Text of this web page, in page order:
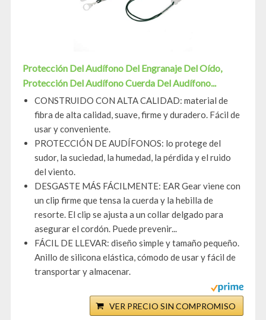
Protección Del Audífono Del Engranaje Del Oído,
Protección Del Audífono Cuerda Del Audífono...
CONSTRUIDO CON ALTA CALIDAD: material de
fibra de alta calidad, suave, firme y duradero. Fácil de
usar y conveniente.
PROTECCIÓN DE AUDÍFONOS: lo protege del
sudor, la suciedad, la humedad, la pérdida y el ruido
del viento.
DESGASTE MÁS FÁCILMENTE: EAR Gear viene con
un clip firme que tensa la cuerda y la hebilla de
resorte. El clip se ajusta a un collar delgado para
asegurar el cordón. Puede prevenir...
FÁCIL DE LLEVAR: diseño simple y tamaño pequeño.
Anillo de silicona elástica, cómodo de usar y fácil de
transportar y almacenar.
VER PRECIO SIN COMPROMISO